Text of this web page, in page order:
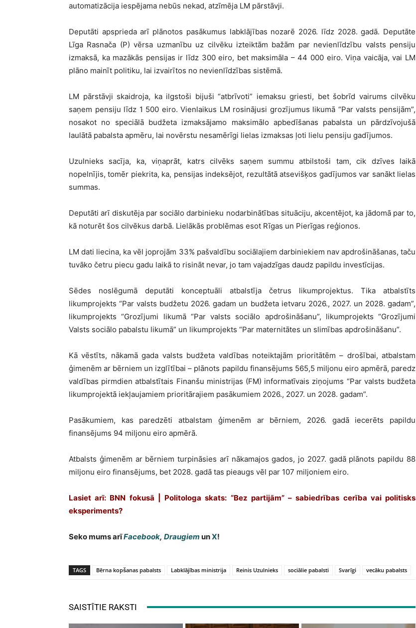
automatizācija iespējama nebūs nekad, atzīmēja LM pārstāvji.
Deputāti apsprieda arī plānotos pasākumus labklājības nozarē 2026. līdz 2028. gadā. Deputāte
Līga Rasnača (P) vērsa uzmanību uz cilvēku izteiktām bažām par nevienlīdzību valsts pensiju
izmaksā, ka mazākās pensijas ir līdz 300 eiro, bet maksimāla – 44 000 eiro. Viņa vaicāja, vai LM
plāno mainīt politiku, lai izvairītos no nevienlīdzības sistēmā.
LM pārstāvji skaidroja, ka ilgstoši bijuši “atbrīvoti” iemaksu griesti, bet šobrīd vairums cilvēku
saņem pensiju līdz 1 500 eiro. Vienlaikus LM rosinājusi grozījumus likumā “Par valsts pensijām”,
nosakot no speciālā budžeta izmaksājamo maksimālo apbedīšanas pabalsta un pārdzīvojušā
laulātā pabalsta apmēru, lai novērstu nesamērīgi lielas izmaksas ļoti lielu pensiju gadījumos.
Uzulnieks sacīja, ka, viņaprāt, katrs cilvēks saņem summu atbilstoši tam, cik dzīves laikā
nopelnījis, tomēr piekrita, ka, pensijas indeksējot, rezultātā atsevišķos gadījumos var sanākt lielas
summas.
Deputāti arī diskutēja par sociālo darbinieku nodarbinātības situāciju, akcentējot, ka jādomā par to,
kā noturēt šos cilvēkus darbā. Lielākās problēmas esot Rīgas un Pierīgas reģionos.
LM dati liecina, ka vēl joprojām 33% pašvaldību sociālajiem darbiniekiem nav apdrošināšanas, taču
tuvāko četru piecu gadu laikā to risināt nevar, jo tam vajadzīgas daudz papildu investīcijas.
Sēdes noslēgumā deputāti konceptuāli atbalstīja četrus likumprojektus. Tika atbalstīts
likumprojekts “Par valsts budžetu 2026. gadam un budžeta ietvaru 2026., 2027. un 2028. gadam”,
likumprojekts “Grozījumi likumā “Par valsts sociālo apdrošināšanu”, likumprojekts “Grozījumi
Valsts sociālo pabalstu likumā” un likumprojekts “Par maternitātes un slimības apdrošināšanu”.
Kā vēstīts, nākamā gada valsts budžeta valdības noteiktajām prioritātēm – drošībai, atbalstam
ģimenēm ar bērniem un izglītībai – plānots papildu finansējums 565,5 miljonu eiro apmērā, paredz
valdības pirmdien atbalstītais Finanšu ministrijas (FM) informatīvais ziņojums “Par valsts budžeta
likumprojektā iekļaujamiem prioritārajiem pasākumiem 2026., 2027. un 2028. gadam”.
Pasākumiem, kas paredzēti atbalstam ģimenēm ar bērniem, 2026. gadā iecerēts papildu
finansējums 94 miljonu eiro apmērā.
Atbalsts ģimenēm ar bērniem turpināsies arī nākamajos gados, jo 2027. gadā plānots papildu 88
miljonu eiro finansējums, bet 2028. gadā tas pieaugs vēl par 107 miljoniem eiro.
Lasiet arī: BNN fokusā | Politologa skats: “Bez partijām” – sabiedrības cerība vai politisks
eksperiments?
Seko mums arīFacebook, Draugiem unX!
TAGS Bērna kopšanas pabalsts Labklājības ministrija Reinis Uzulnieks sociālie pabalsti Svarīgi vecāku pabalsts
SAISTĪTIE RAKSTI